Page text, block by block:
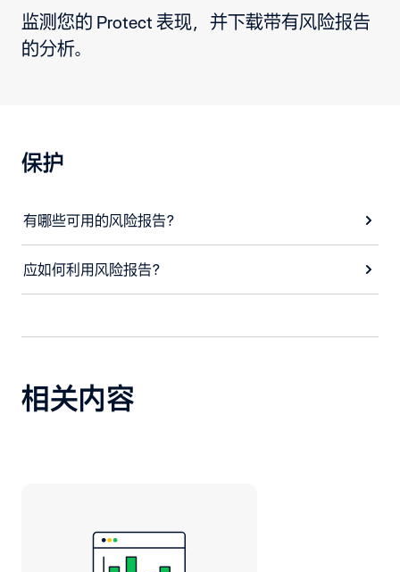
监测您的 Protect 表现，并下载带有风险报告
的分析。
保护
有哪些可用的风险报告？
应如何利用风险报告？
相关内容